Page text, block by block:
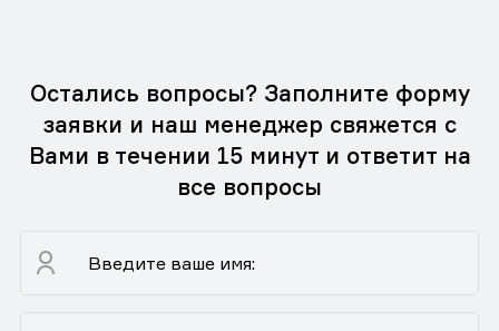
Остались вопросы? Заполните форму
заявки и наш менеджер свяжется с
Вами в течении 15 минут и ответит на
все вопросы